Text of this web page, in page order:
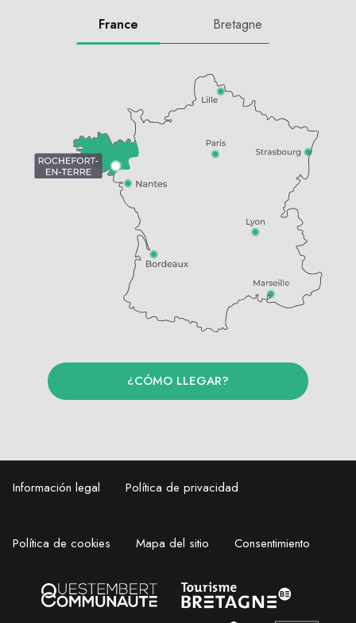
France Bretagne
¿CÓMO LLEGAR?
Información legal Política de privacidad
Política de cookies Mapa del sitio Consentimiento